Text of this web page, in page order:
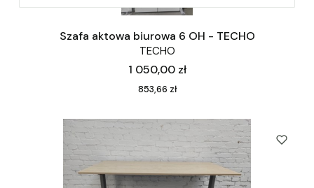
Szafa aktowa biurowa 6 OH - TECHO
TECHO
Cena
1 050,00 zł
Cena
853,66 zł